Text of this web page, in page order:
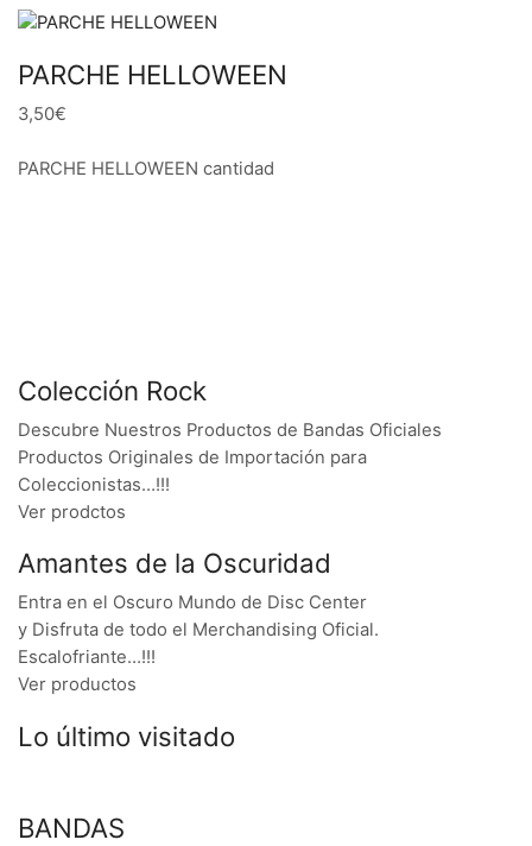
PARCHE HELLOWEEN
3,50€
PARCHE HELLOWEEN cantidad
Colección Rock
Descubre Nuestros Productos de Bandas Oficiales
Productos Originales de Importación para
Coleccionistas…!!!
Ver prodctos
Amantes de la Oscuridad
Entra en el Oscuro Mundo de Disc Center
y Disfruta de todo el Merchandising Oficial.
Escalofriante…!!!
Ver productos
Lo último visitado
BANDAS